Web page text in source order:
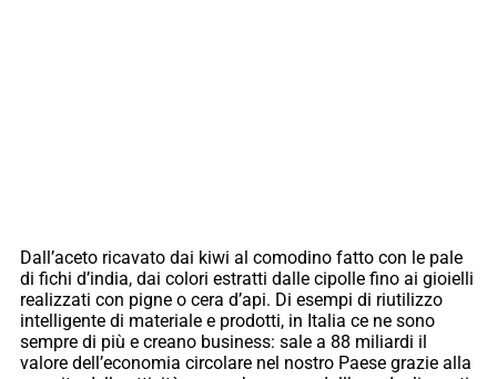
Dall’aceto ricavato dai kiwi al comodino fatto con le pale
di fichi d’india, dai colori estratti dalle cipolle fino ai gioielli
realizzati con pigne o cera d’api. Di esempi di riutilizzo
intelligente di materiale e prodotti, in Italia ce ne sono
sempre di più e creano business: sale a 88 miliardi il
valore dell’economia circolare nel nostro Paese grazie alla